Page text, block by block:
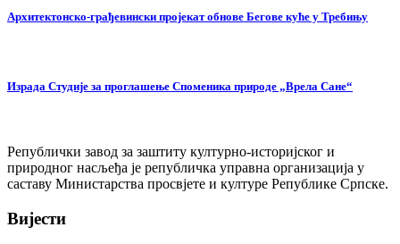
Архитектонско-грађевински пројекат обнове Бегове куће у Требињу
Израда Студије за проглашење Споменика природе „Врела Сане“
Републички завод за заштиту културно-историјског и
природног насљеђа је републичка управна организација у
саставу Министарства просвјете и културе Републике Српске.
Вијести